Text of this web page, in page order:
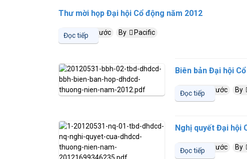
14 năm trước By Pacific
Thư mời họp Đại hội Cổ động năm 2012
Đọc tiếp
14 năm trước By
Biên bản Đại hội
Đọc tiếp
14 năm trước By
Nghị quyết Đại hội
Đọc tiếp